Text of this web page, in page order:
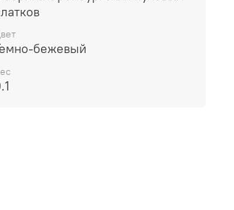
бежевый